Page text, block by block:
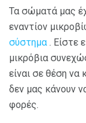
Τα σώματά μας
εναντίον
σύστημα . Είστε
μικρόβια
είναι σε θέση να
δεν μας κάνουν
φορές.